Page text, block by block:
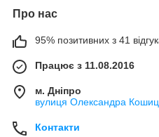
Про нас
95% позитивних з 41
Працює з 11.08.2016
м. Дніпро
вулиця Олександра
Контакти